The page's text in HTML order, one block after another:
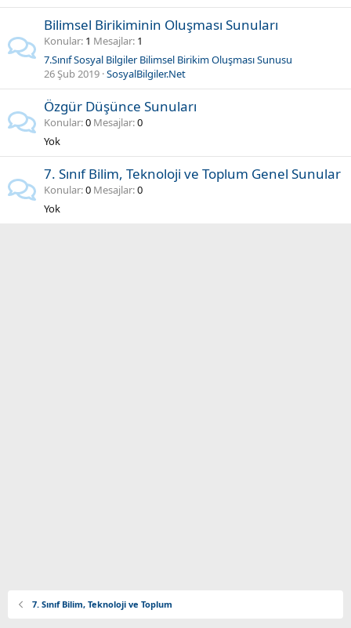
Bilimsel Birikiminin Oluşması Sunuları
Konular 1 Mesajlar 1
7.Sınıf Sosyal Bilgiler Bilimsel Birikim Oluşması Sunusu
26 Şub 2019 SosyalBilgiler.Net
Özgür Düşünce Sunuları
Konular 0 Mesajlar 0
Yok
7. Sınıf Bilim, Teknoloji ve Toplum Genel Sunular
Konular 0 Mesajlar 0
Yok
7. Sınıf Bilim, Teknoloji ve Toplum